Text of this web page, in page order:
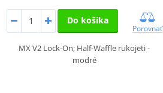
Do košíka
Porovnať
MX V2 Lock-On; Half-Waffle rukojeti -
modré